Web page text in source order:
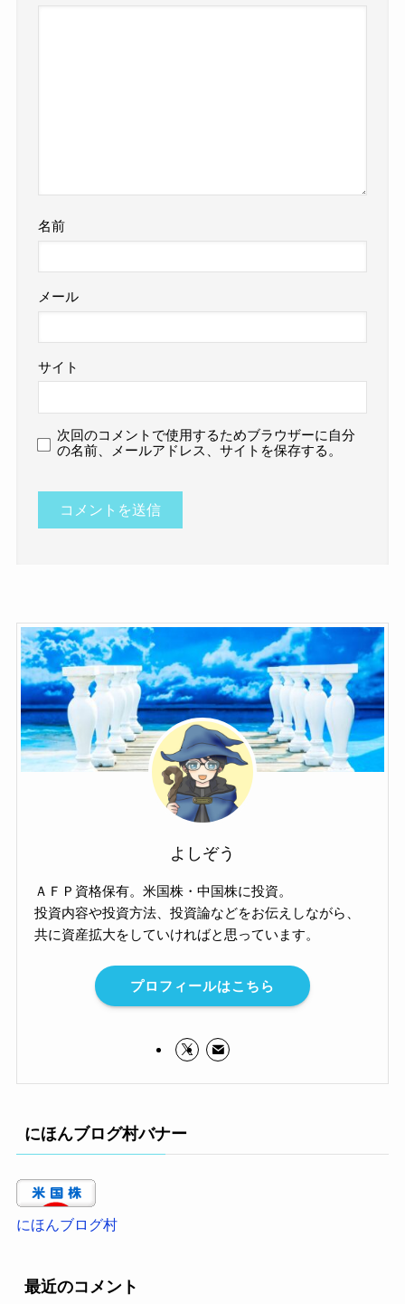
名前
メール
サイト
次回のコメントで使用するためブラウザーに自分
の名前、メールアドレス、サイトを保存する。
よしぞう
ＡＦＰ資格保有。米国株・中国株に投資。
投資内容や投資方法、投資論などをお伝えしながら、
共に資産拡大をしていければと思っています。
プロフィールはこちら
にほんブログ村バナー
にほんブログ村
最近のコメント